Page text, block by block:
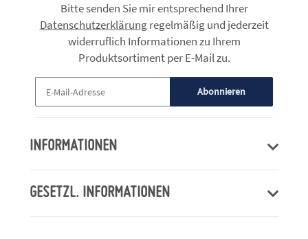
Bitte senden Sie mir entsprechend Ihrer
Datenschutzerklärungregelmäßig und jederzeit
widerruflich Informationen zu Ihrem
Produktsortiment per E-Mail zu.
Abonnieren
INFORMATIONEN
GESETZL. INFORMATIONEN